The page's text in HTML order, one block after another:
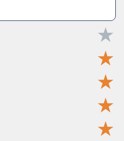
★
★
★
★
★